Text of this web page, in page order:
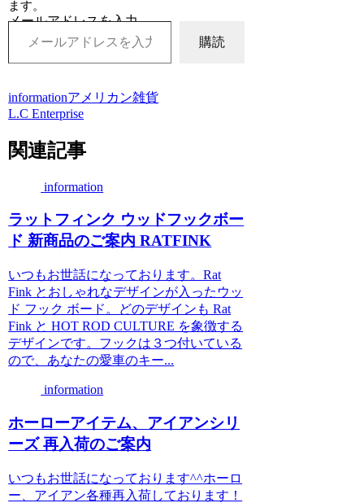
ます。
メールアドレスを入力...
購読
informationアメリカン雑貨
L.C Enterprise
関連記事
information
ラットフィンク ウッドフックボー
ド 新商品のご案内 RATFINK
いつもお世話になっております。Rat
Fink とおしゃれなデザインが入ったウッ
ド フック ボード。どのデザインも Rat
Fink と HOT ROD CULTURE を象徴する
デザインです。フックは３つ付いている
ので、あなたの愛車のキー...
information
ホーローアイテム、アイアンシリ
ーズ 再入荷のご案内
いつもお世話になっております^^ホーロ
ー、アイアン各種再入荷しております！